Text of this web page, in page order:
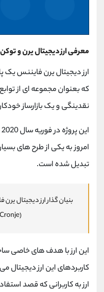
معرفی ارز دیجیتال یرن و توکن yfi
ارز دیجیتال یرن فایننس یک
که بعنوان مجموعه ای از
نقدینگی و یک بازارساز
امروز به یکی از طرح های
تبدیل شده است.
بنیان گذار ارز دیجیتال
(Andre Cronje) بود.
این ارز با هدف های خاصی
کاربردهای این ارز دیجیتال
ارز به کاربرانی که قصد